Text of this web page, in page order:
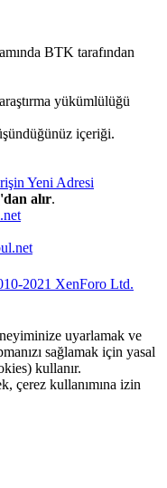
BTK tarafından
yükümlülüğü
içeriği.
'dan alır.
2021 XenForo Ltd.
uyarlamak ve
sağlamak için yasal
kullanır.
çerez kullanımına izin